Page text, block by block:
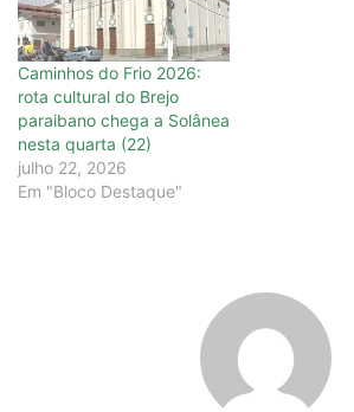
Caminhos do Frio 2026:
rota cultural do Brejo
paraibano chega a Solânea
nesta quarta (22)
julho 22, 2026
Em "Bloco Destaque"